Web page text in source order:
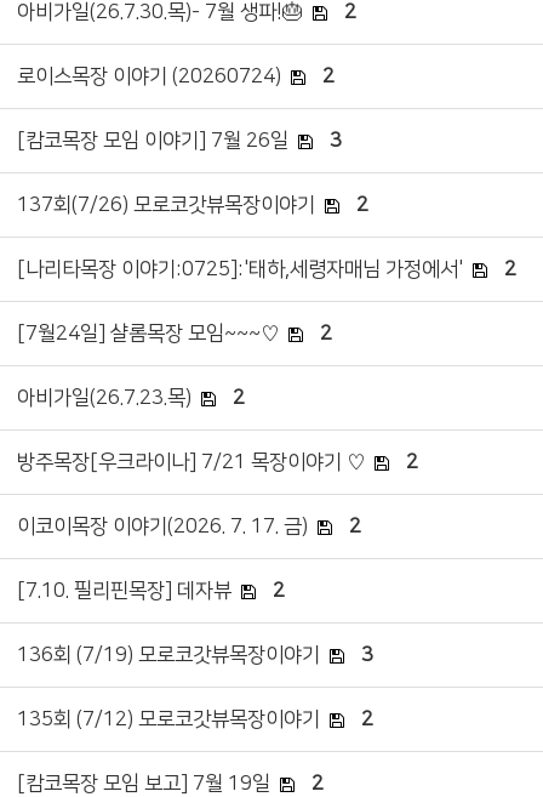
아비가일(26.7.30.목)- 7월 생파!🎂 2
로이스목장 이야기 (20260724) 2
[캄코목장 모임 이야기] 7월 26일 3
137회(7/26) 모로코갓뷰목장이야기 2
[나리타목장 이야기:0725]:'태하,세령자매님 가정에서' 2
[7월24일] 샬롬목장 모임~~~♡ 2
아비가일(26.7.23.목) 2
방주목장[우크라이나] 7/21 목장이야기 ♡ 2
이코이목장 이야기(2026. 7. 17. 금) 2
[7.10. 필리핀목장] 데자뷰 2
136회 (7/19) 모로코갓뷰목장이야기 3
135회 (7/12) 모로코갓뷰목장이야기 2
[캄코목장 모임 보고] 7월 19일 2